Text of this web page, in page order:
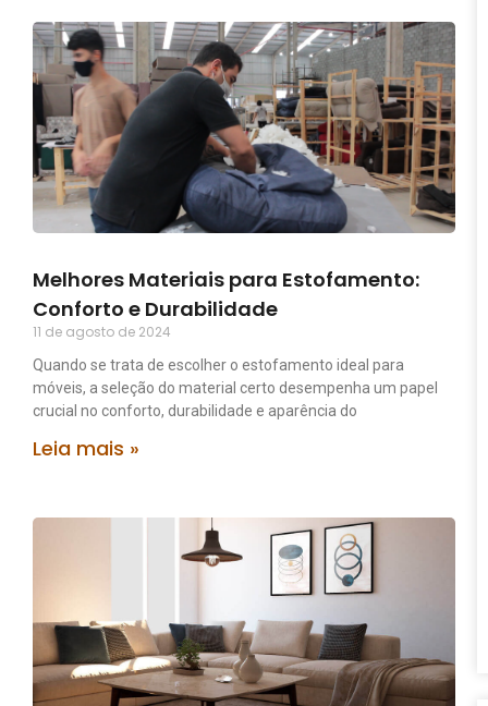
Melhores Materiais para Estofamento:
Conforto e Durabilidade
11 de agosto de 2024
Quando se trata de escolher o estofamento ideal para
móveis, a seleção do material certo desempenha um papel
crucial no conforto, durabilidade e aparência do
Leia mais »